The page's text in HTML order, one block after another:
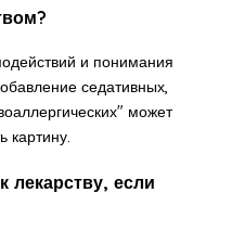
и понимания
седативных,
может
картину.
лекарству, если